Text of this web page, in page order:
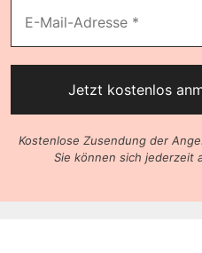
Kostenlose Zusendung der
Sie können sich jederzeit